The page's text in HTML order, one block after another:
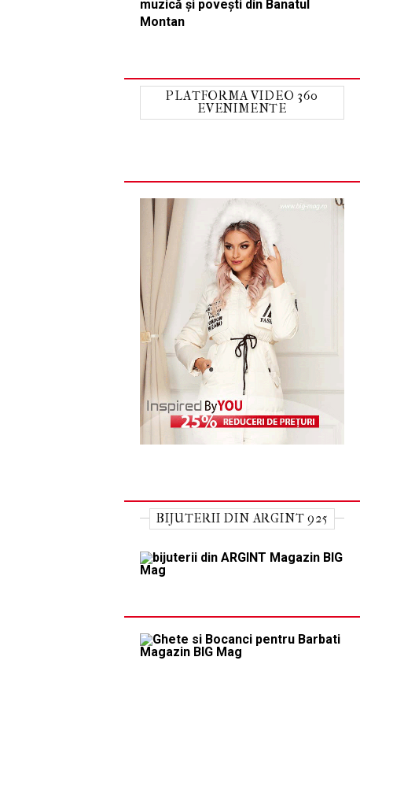
muzică și povești din Banatul
Montan
PLATFORMA VIDEO 360
EVENIMENTE
BIJUTERII DIN ARGINT 925